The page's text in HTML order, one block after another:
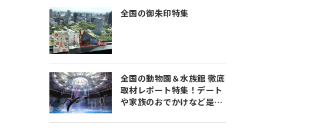
全国の御朱印特集
全国の動物園＆水族館 徹底
取材レポート特集！デート
や家族のおでかけなど是非